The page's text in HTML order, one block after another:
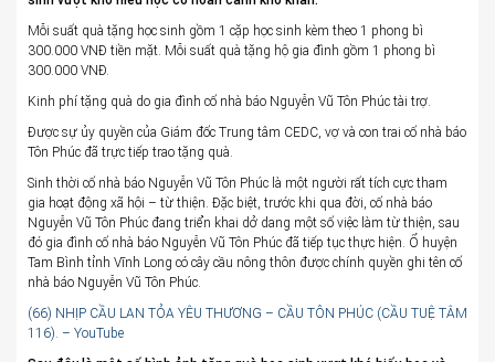
Mỗi suất quà tặng học sinh gồm 1 cặp học sinh kèm theo 1 phong bì
300.000 VNĐ tiền mặt. Mỗi suất quà tặng hộ gia đình gồm 1 phong bì
300.000 VNĐ.
Kinh phí tặng quà do gia đình cố nhà báo Nguyễn Vũ Tôn Phúc tài trợ.
Được sự ủy quyền của Giám đốc Trung tâm CEDC, vợ và con trai cố nhà báo
Tôn Phúc đã trực tiếp trao tặng quà.
Sinh thời cố nhà báo Nguyễn Vũ Tôn Phúc là một người rất tích cực tham
gia hoạt động xã hội – từ thiện. Đặc biệt, trước khi qua đời, cố nhà báo
Nguyễn Vũ Tôn Phúc đang triển khai dở dang một số việc làm từ thiện, sau
đó gia đình cố nhà báo Nguyễn Vũ Tôn Phúc đã tiếp tục thực hiện. Ổ huyện
Tam Bình tỉnh Vĩnh Long có cây cầu nông thôn được chính quyền ghi tên cố
nhà báo Nguyễn Vũ Tôn Phúc.
(66) NHỊP CẦU LAN TỎA YÊU THƯƠNG – CẦU TÔN PHÚC (CẦU TUỆ TÂM
116). – YouTube